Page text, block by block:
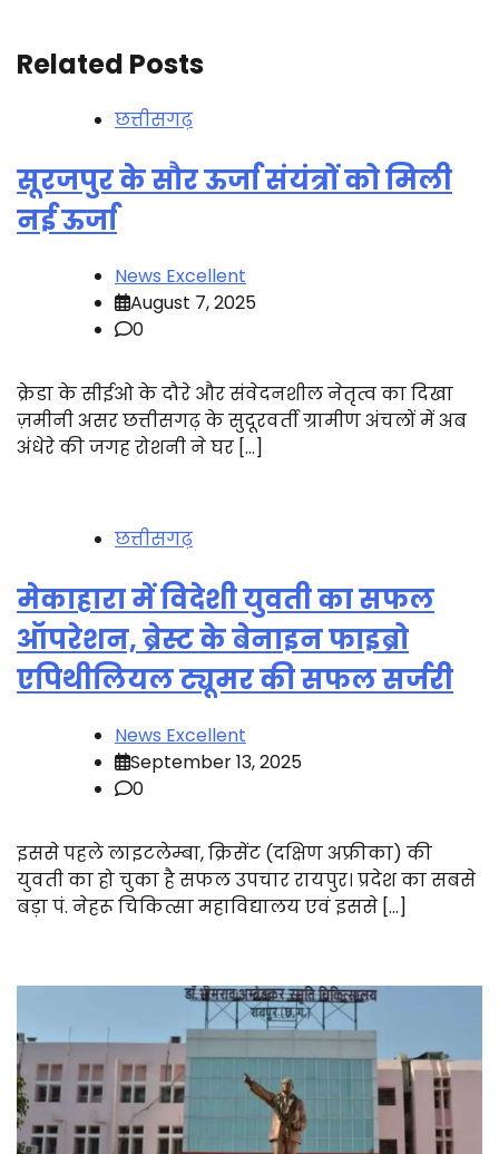
Related Posts
छत्तीसगढ़
सूरजपुर के सौर ऊर्जा संयंत्रों को मिली
नई ऊर्जा
News Excellent
August 7, 2025
0
क्रेडा के सीईओ के दौरे और संवेदनशील नेतृत्व का दिखा
ज़मीनी असर छत्तीसगढ़ के सुदूरवर्ती ग्रामीण अंचलों में अब
अंधेरे की जगह रोशनी ने घर […]
छत्तीसगढ़
मेकाहारा में विदेशी युवती का सफल
ऑपरेशन, ब्रेस्ट के बेनाइन फाइब्रो
एपिथीलियल ट्यूमर की सफल सर्जरी
News Excellent
September 13, 2025
0
इससे पहले लाइटलेम्बा, क्रिसेंट (दक्षिण अफ्रीका) की
युवती का हो चुका है सफल उपचार रायपुर। प्रदेश का सबसे
बड़ा पं. नेहरू चिकित्सा महाविद्यालय एवं इससे […]